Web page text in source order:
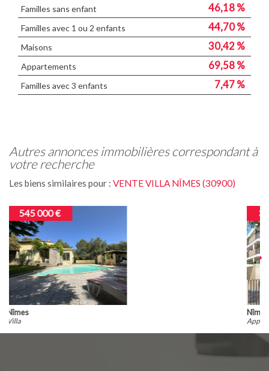
Familles sans enfant 46,18 %
Familles avec 1 ou 2 enfants 44,70 %
Maisons 30,42 %
Appartements 69,58 %
Familles avec 3 enfants 7,47 %
autres annonces immobilières correspondant à
votre recherche
Les biens similaires pour : VENTE VILLA NÎMES (30900)